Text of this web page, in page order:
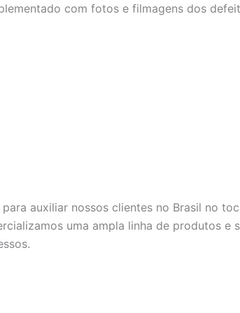
com fotos e filmagens dos
auxiliar nossos clientes no Brasil no
uma ampla linha de produtos e